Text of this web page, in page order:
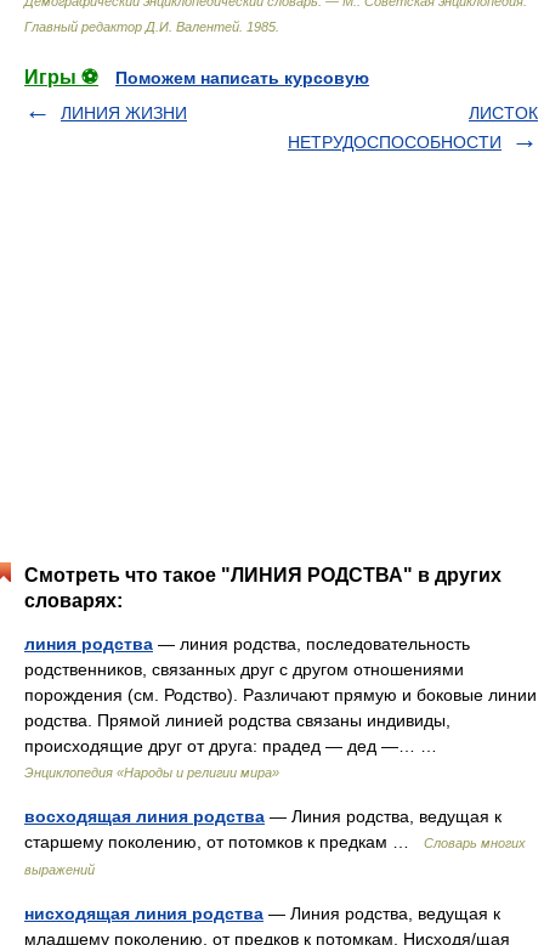
Главный редактор Д.И. Валентей 1985
Игры ⚽
Поможем написать курсовую
ЛИНИЯ ЖИЗНИ
ЛИСТOК
НЕТРУДОСПОСОБНОСТИ
Смотреть что такое "ЛИНИЯ РОДСТВА" в других
словарях:
линия родства — линия родства, последовательность
родственников, связанных друг с другом отношениями
порождения (см. Родство). Различают прямую и боковые линии
родства. Прямой линией родства связаны индивиды,
происходящие друг от друга: прадед — дед —… …
Энциклопедия «Народы и религии мира»
восходящая линия родства — Линия родства, ведущая к
старшему поколению, от потомков к предкам …
Словарь многих
выражений
нисходящая линия родства — Линия родства, ведущая к
младшему поколению, от предков к потомкам. Нисходя/щая